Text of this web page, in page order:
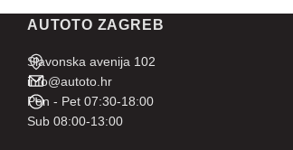
AUTOTO ZAGREB
Slavonska avenija 102
info@autoto.hr
Pon - Pet 07:30-18:00
Sub 08:00-13:00